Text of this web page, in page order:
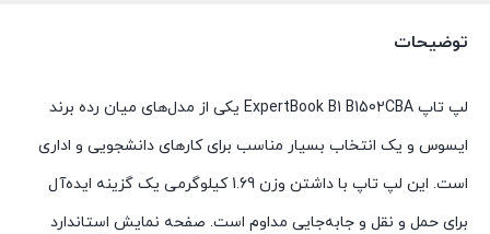
توضیحات
لپ تاپ ExpertBook B1 B1502CBA یکی از مدل‌های میان رده برند
ایسوس و یک انتخاب بسیار مناسب برای کارهای دانشجویی و اداری
است. این لپ تاپ با داشتن وزن 1.69 کیلوگرمی یک گزینه ایده‌آل
برای حمل و نقل و جابه‌جایی مداوم است. صفحه نمایش استاندارد